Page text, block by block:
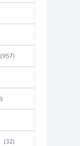
(957)
(32)